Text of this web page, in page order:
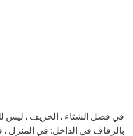
في فصل الشتاء ، الخريف ، ليس
بالزفاف في الداخل: في المنزل